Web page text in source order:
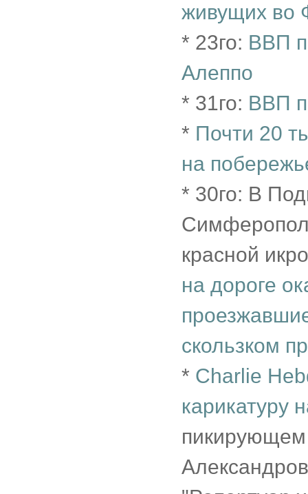
живущих во
* 23го: ВВП
Алеппо
* 31го: ВВП
* Почти 20
на
* 30го: В
красной
на дороге
скользком
* Charlie
карикатуру
пикирующем